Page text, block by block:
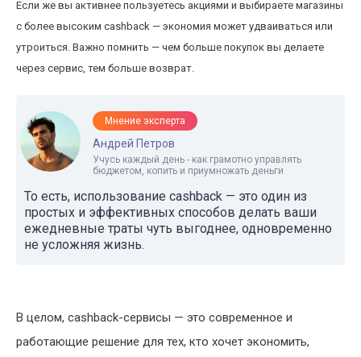
Если же вы активнее пользуетесь акциями и выбираете магазины
с более высоким cashback — экономия может удваиваться или
утроиться. Важно помнить — чем больше покупок вы делаете
через сервис, тем больше возврат.
Мнение эксперта
Андрей Петров
Учусь каждый день - как грамотно управлять
бюджетом, копить и приумножать деньги
То есть, использование cashback — это один из
простых и эффективных способов делать ваши
ежедневные траты чуть выгоднее, одновременно
не усложняя жизнь.
В целом, cashback-сервисы — это современное и
работающие решение для тех, кто хочет экономить,